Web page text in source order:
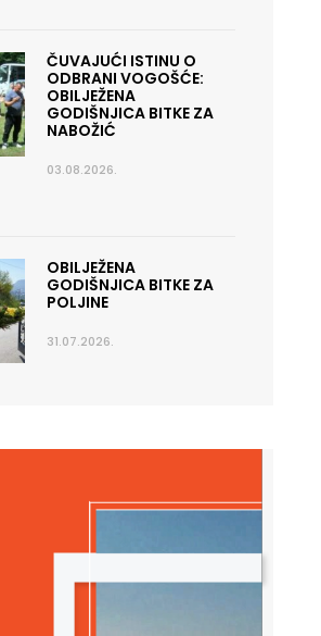
ČUVAJUĆI ISTINU O
ODBRANI VOGOŠĆE:
OBILJEŽENA
GODIŠNJICA BITKE ZA
NABOŽIĆ
03.08.2026.
OBILJEŽENA
GODIŠNJICA BITKE ZA
POLJINE
31.07.2026.